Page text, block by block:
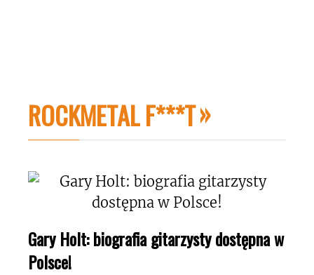
ROCKMETAL F***T
Gary Holt: biografia gitarzysty dostępna w
Polsce!